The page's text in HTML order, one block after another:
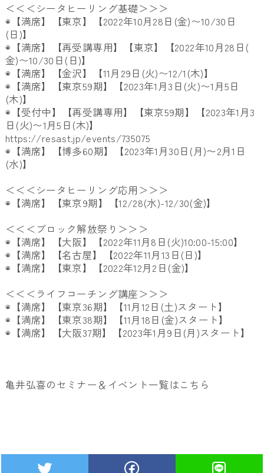
＜＜＜シータヒーリング基礎＞＞＞
◉【満席】【東京】【2022年10月28日(金)〜10/30日
(日)】
◉【満席】【再受講専用】【東京】【2022年10月28日(
金)〜10/30日(日)】
◉【満席】【金沢】【11月29日(火)〜12/1(木)】
◉【満席】【東京59期】【2023年1月3日(火)〜1月5日
(木)】
◉【受付中】【再受講専用】【東京59期】【2023年1月3
日(火)〜1月5日(木)】
https://resast.jp/events/735075
◉【満席】【博多60期】【2023年1月30日(月)～2月1 日
(水)】
＜＜＜シータヒーリング応用＞＞＞
◉【満席】【東京9期】【12/28(水)-12/30(金)】
＜＜＜ブロック解放祭り＞＞＞
◉【満席】【大阪】【2022年11月8日(火)10:00-15:00】
◉【満席】【名古屋】【2022年11月13日(日)】
◉【満席】【東京】【2022年12月2日(金)】
＜＜＜ライフコーチング講座＞＞＞
◉【満席】【東京36期】【11月12日(土)スタート】
◉【満席】【東京38期】【11月18日(金)スタート】
◉【満席】【大阪37期】【2023年1月9日(月)スタート】
亀井弘喜のセミナー＆イベント一覧はこちら